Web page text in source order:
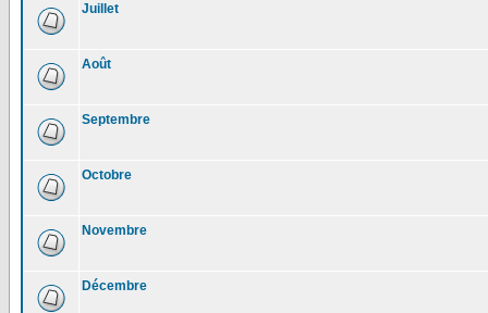
Juillet
Août
Septembre
Octobre
Novembre
Décembre